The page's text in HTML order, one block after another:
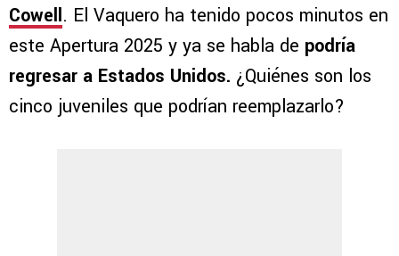
Cowell. El Vaquero ha tenido pocos minutos en
este Apertura 2025 y ya se habla de podría
regresar a Estados Unidos. ¿Quiénes son los
cinco juveniles que podrían reemplazarlo?